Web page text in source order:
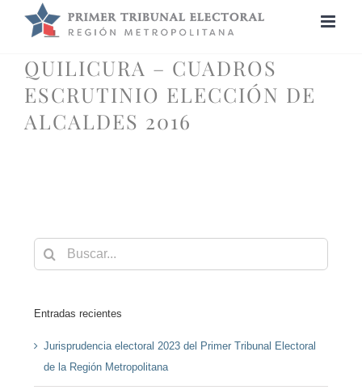
QUILICURA – CUADROS
ESCRUTINIO ELECCIÓN DE
ALCALDES 2016
Buscar:
Entradas recientes
Jurisprudencia electoral 2023 del Primer Tribunal Electoral
de la Región Metropolitana